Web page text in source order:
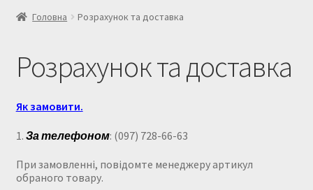
test geo ip
Акції
Контакти
Кошик
Головна Розрахунок та доставка
Розрахунок та доставка
Як замовити.
1. За телефоном: (097) 728-66-63
При замовленні, повідомте менеджеру артикул
обраного товару.